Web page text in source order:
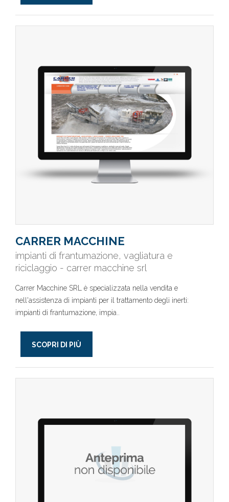
CARRER MACCHINE
impianti di frantumazione, vagliatura e
riciclaggio - carrer macchine srl
Carrer Macchine SRL è specializzata nella vendita e
nell'assistenza di impianti per il trattamento degli inerti:
impianti di frantumazione, impia..
SCOPRI DI PIÙ